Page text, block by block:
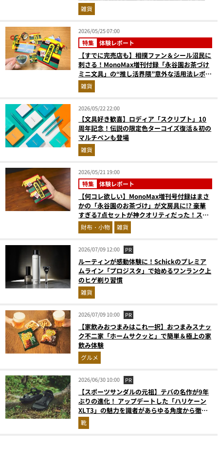
ート
雑貨
2026/05/25 07:00
特集 体験レポート
【すでに完売店も】相撲ファン＆シール沼民に
刺さる！MonoMax増刊付録「永谷園お茶づけ
ミニ文具」の“推し活界隈”意外な活用法レポー
ト雑貨
2026/05/22 22:00
【文具好き歓喜】ロディア「スクリプト」10
周年記念！伝説の限定色ターコイズ復活＆初の
マルチペンも登場
雑貨
2026/05/21 19:00
特集 体験レポート
【何コレ欲しい】MonoMax増刊号付録はまさ
かの「永谷園のお茶づけ」が文房具に!? 豪華
すぎる7点セットが神クオリティだった！スタ
イリストがガチレビュー
財布・小物 雑貨
2026/07/09 12:00 PR
ルーティンが感動体験に！Schickのプレミア
ムライン「プロジスタ」で始めるワンランク上
のヒゲ剃り習慣
雑貨
2026/07/09 10:00 PR
【家飲みおつまみはこれ一択】おつまみスナッ
ク不二家「ホームサクッと」で簡単＆極上の家
飲み体験
グルメ
2026/06/30 10:00 PR
【スポーツサンダルの元祖】テバの名作が9年
ぶりの進化！ アップデートした「ハリケーン
XLT3」の魅力を識者があらゆる角度から徹底
解説！
靴